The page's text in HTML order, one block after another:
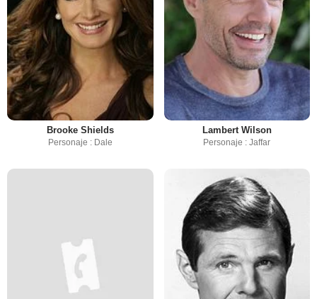
Brooke Shields
Personaje : Dale
Lambert Wilson
Personaje : Jaffar